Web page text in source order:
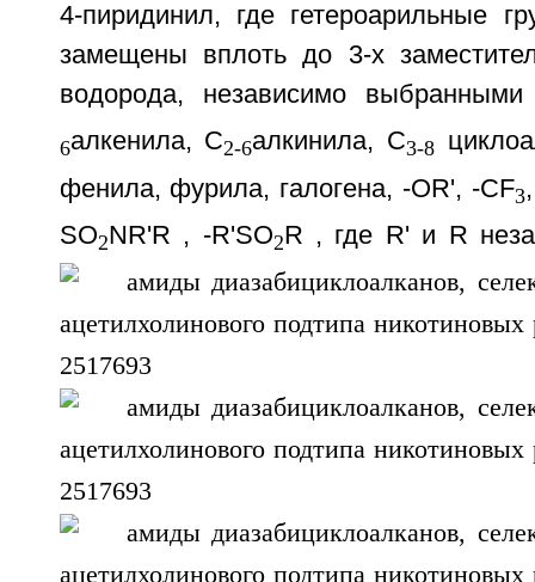
4-пиридинил, где гетероарильные
замещены вплоть до 3-х
водорода, независимо
6алкенила, С2-6алкинила, С3-8
фенила, фурила, галогена, -OR', -CF3
SO2NR'R , -R'SO2R , где R' и R